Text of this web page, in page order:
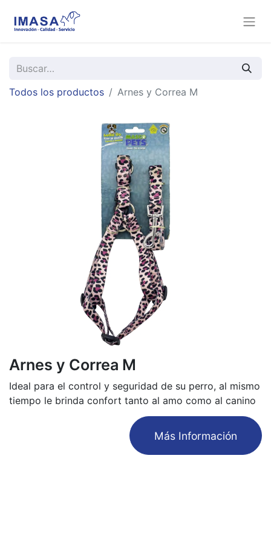
Todos los productos Arnes y Correa M
Arnes y Correa M
Ideal para el control y seguridad de su perro, al mismo
tiempo le brinda confort tanto al amo como al canino
​Más Información